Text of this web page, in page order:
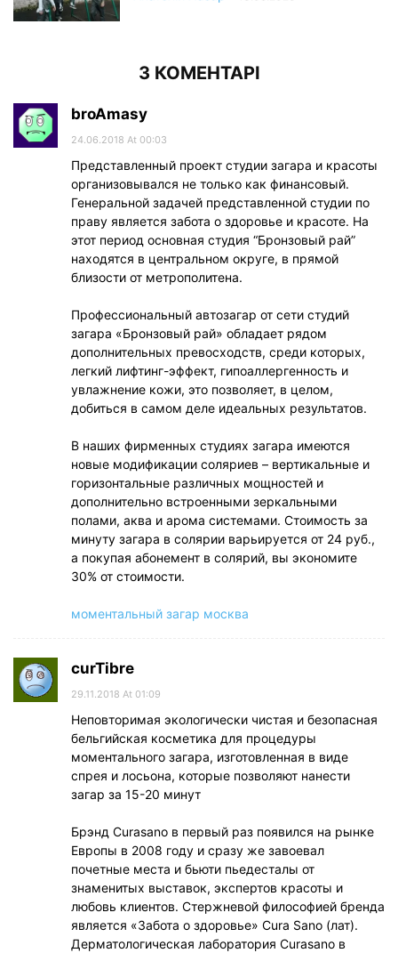
3 КОМЕНТАРІ
broAmasy
24.06.2018 At 00:03
Представленный проект студии загара и красоты
организовывался не только как финансовый.
Генеральной задачей представленной студии по
праву является забота о здоровье и красоте. На
этот период основная студия “Бронзовый рай”
находятся в центральном округе, в прямой
близости от метрополитена.
Профессиональный автозагар от сети студий
загара «Бронзовый рай» обладает рядом
дополнительных превосходств, среди которых,
легкий лифтинг-эффект, гипоаллергенность и
увлажнение кожи, это позволяет, в целом,
добиться в самом деле идеальных результатов.
В наших фирменных студиях загара имеются
новые модификации соляриев – вертикальные и
горизонтальные различных мощностей и
дополнительно встроенными зеркальными
полами, аква и арома системами. Стоимость за
минуту загара в солярии варьируется от 24 руб.,
а покупая абонемент в солярий, вы экономите
30% от стоимости.
моментальный загар москва
curTibre
29.11.2018 At 01:09
Неповторимая экологически чистая и безопасная
бельгийская косметика для процедуры
моментального загара, изготовленная в виде
спрея и лосьона, которые позволяют нанести
загар за 15-20 минут
Брэнд Curasano в первый раз появился на рынке
Европы в 2008 году и сразу же завоевал
почетные места и бьюти пьедесталы от
знаменитых выставок, экспертов красоты и
любовь клиентов. Стержневой философией бренда
является «Забота о здоровье» Cura Sano (лат).
Дерматологическая лаборатория Curasano в